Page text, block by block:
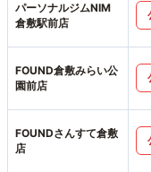
パーソナルジムNIM
倉敷駅前店
FOUND倉敷みらい公
園前店
FOUNDさんすて倉敷
店